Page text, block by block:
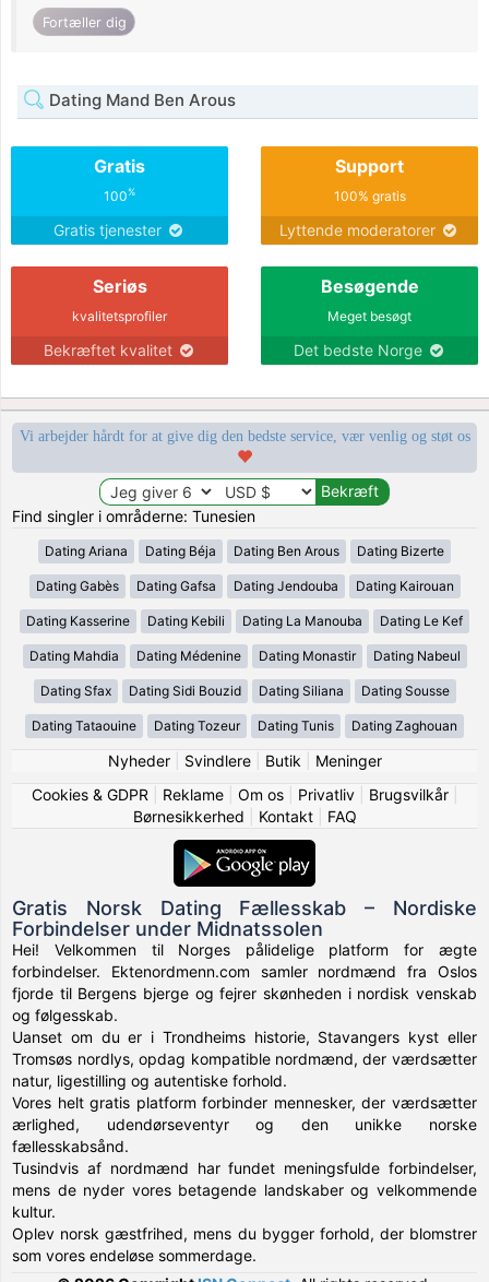
Fortæller dig
Dating Mand Ben Arous
Gratis
100%
Gratis tjenester
Support
100% gratis
Lyttende moderatorer
Seriøs
kvalitetsprofiler
Bekræftet kvalitet
Besøgende
Meget besøgt
Det bedste Norge
Vi arbejder hårdt for at give dig den bedste service, vær venlig og støt os
Find singler i områderne: Tunesien
Dating Ariana Dating Béja Dating Ben Arous Dating Bizerte
Dating Gabès Dating Gafsa Dating Jendouba Dating Kairouan
Dating Kasserine Dating Kebili Dating La Manouba Dating Le Kef
Dating Mahdia Dating Médenine Dating Monastir Dating Nabeul
Dating Sfax Dating Sidi Bouzid Dating Siliana Dating Sousse
Dating Tataouine Dating Tozeur Dating Tunis Dating Zaghouan
Nyheder| Svindlere| Butik
Meninger
Cookies & GDPR
Reklame| Om os| Privatliv| Brugsvilkår|
Børnesikkerhed
Kontakt| FAQ
Gratis Norsk Dating Fællesskab – Nordiske
Forbindelser under Midnatssolen
Hei! Velkommen til Norges pålidelige platform for ægte
forbindelser. Ektenordmenn.com samler nordmænd fra Oslos
fjorde til Bergens bjerge og fejrer skønheden i nordisk venskab
og følgesskab.
Uanset om du er i Trondheims historie, Stavangers kyst eller
Tromsøs nordlys, opdag kompatible nordmænd, der værdsætter
natur, ligestilling og autentiske forhold.
Vores helt gratis platform forbinder mennesker, der værdsætter
ærlighed, udendørseventyr og den unikke norske
fællesskabsånd.
Tusindvis af nordmænd har fundet meningsfulde forbindelser,
mens de nyder vores betagende landskaber og velkommende
kultur.
Oplev norsk gæstfrihed, mens du bygger forhold, der blomstrer
som vores endeløse sommerdage.